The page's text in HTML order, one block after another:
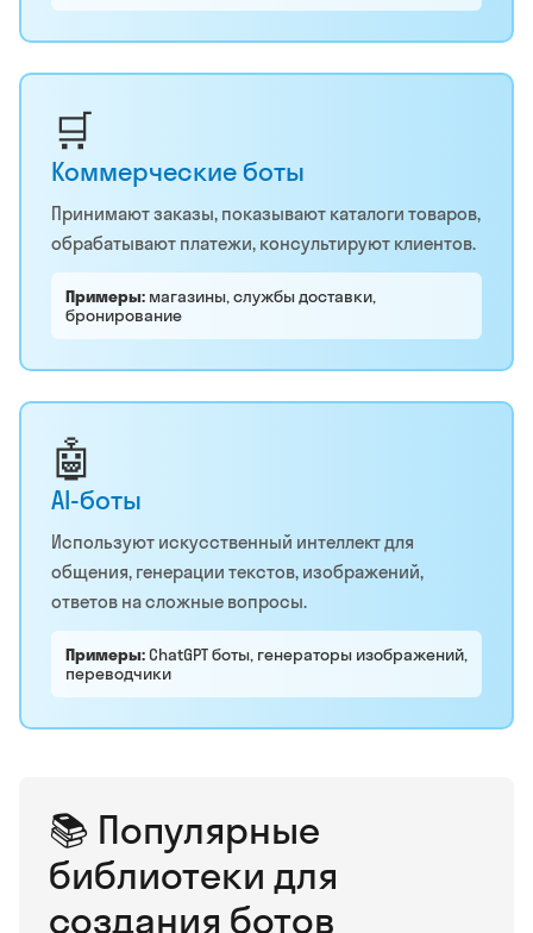
🛒
Коммерческие боты
Принимают заказы, показывают каталоги товаров,
обрабатывают платежи, консультируют клиентов.
Примеры: магазины, службы доставки,
бронирование
🤖
AI-боты
Используют искусственный интеллект для
общения, генерации текстов, изображений,
ответов на сложные вопросы.
Примеры: ChatGPT боты, генераторы изображений,
переводчики
📚 Популярные
библиотеки для
создания ботов